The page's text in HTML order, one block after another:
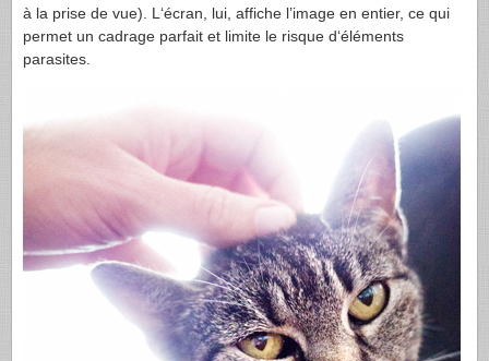
à la prise de vue). L‘écran, lui, affiche l’image en entier, ce qui
permet un cadrage parfait et limite le risque d‘éléments
parasites.